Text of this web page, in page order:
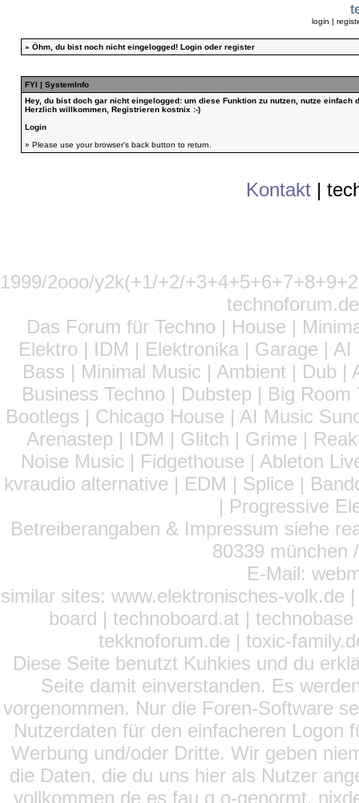
login |
» Öhm, du bist noch nicht eingelogged! Loginoder register
FYI | SystemInfo
Hey, du bist doch gar nicht eingelogged: um diese Funktion zu nutzen, nutze
Herzlich willkommen, Registrieren kostnix :-)
Login
» Please use your browser's back button to return.
Kontakt |
1999/2ooo/y2k(+1/+2/
Das Forum für Techno | House |
Elektro | IDM | Elektronika | Garage |
Bass | Minimal Music | Ambient | Dub
Business Techno | Dubstep | Big
Bootlegs | Chicago House | AI Music
Arenastep | IDM | Glitch | Grime |
Noise Music | Fidgethouse | Ableton
kvraudio alternative | EDM | Splice |
| Progressive
Betreiberangaben & Impressum siehe
80339 münchen
E-Mail:
similar sites: www.elektronisches-volk.de
board | technoboard.at |
tekknoforum.de | toxic-
Diese Seite benutzt Kuhkies und du
Seite damit einverstanden. Es
vorgenommen. Nur die Foren-Software
Nutzerdaten für den einfacheren Logon
Werbung und/oder Dritte. Wir geben
die Daten, die du uns hier als Nutzer
vollkommen de es fau g o-genormt,